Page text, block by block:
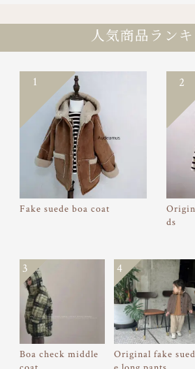
人気商品ラン
Fake suede boa coat
1
ds
2
Boa check middle
3
Original fake sued
4